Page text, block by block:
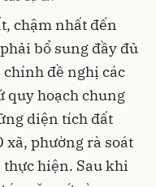
chậm nhất đến
bổ sung đầy đủ
chính đề nghị các
quy hoạch chung
diện tích đất
xã, phường rà soát
thực hiện. Sau khi